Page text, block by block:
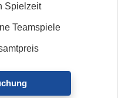
Spielzeit
Teamspiele